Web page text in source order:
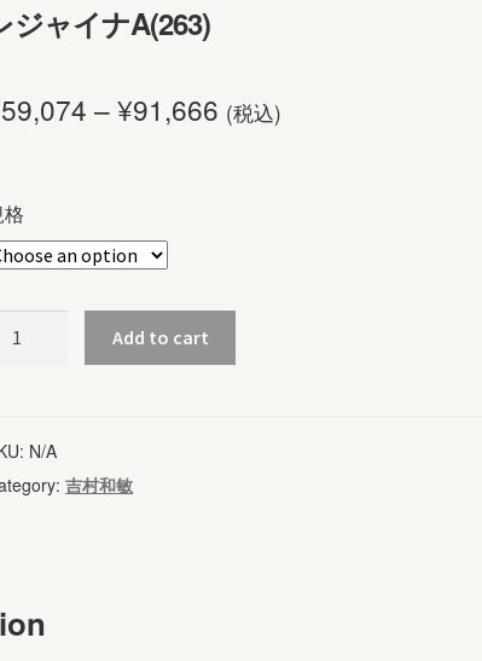
ジャイナA(263)
59,074 –¥91,666 (税込)
格
Add to cart
N/A
吉村和敏